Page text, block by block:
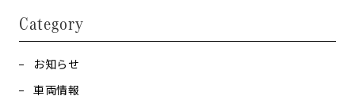
Category
お知らせ
車両情報